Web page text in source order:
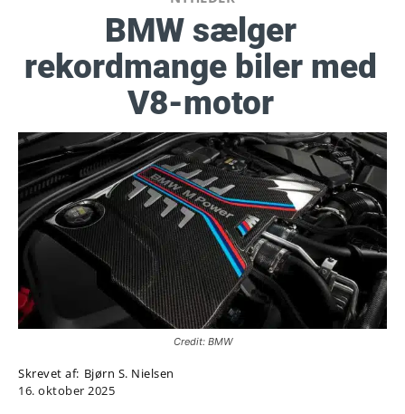
BMW sælger
rekordmange biler med
V8-motor
Credit: BMW
Skrevet af: Bjørn S. Nielsen
16. oktober 2025